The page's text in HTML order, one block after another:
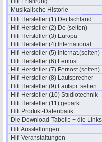
Hifi Erfahrung
Musikalische Historie
Hifi Hersteller (1) Deutschland
Hifi Hersteller (2) De (selten)
Hifi Hersteller (3) Europa
Hifi Hersteller (4) International
Hifi Hersteller (5) Internat.(selten)
Hifi Hersteller (6) Fernost
Hifi Hersteller (7) Fernost (selten)
Hifi Hersteller (8) Lautsprecher
Hifi Hersteller (9) Lautspr. selten
Hifi Hersteller (10) Studiotechnik
Hifi Hersteller (11) geparkt
Hifi Produkt-Datenbank
Die Download-Tabelle + die Links
Hifi Ausstellungen
Hifi Veranstaltungen